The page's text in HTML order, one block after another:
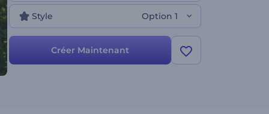
Style Option 1
Créer Maintenant